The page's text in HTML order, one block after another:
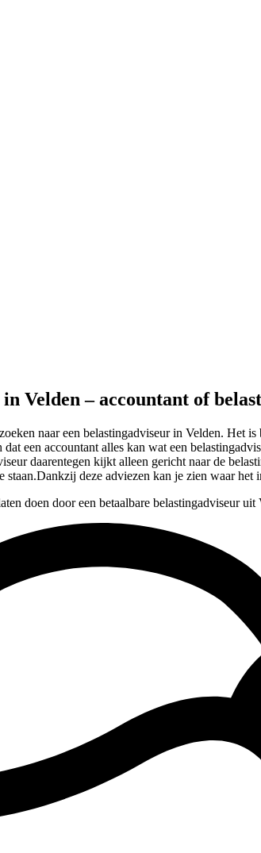
Velden – accountant of
naar een belastingadviseur in Velden. Het
een accountant alles kan wat een
daarentegen kijkt alleen gericht naar de
deze adviezen kan je zien waar
doen door een betaalbare belastingadviseur uit